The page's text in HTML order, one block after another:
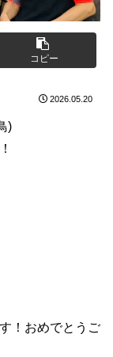
コピー
2026.05.20
)
！おめでとうご